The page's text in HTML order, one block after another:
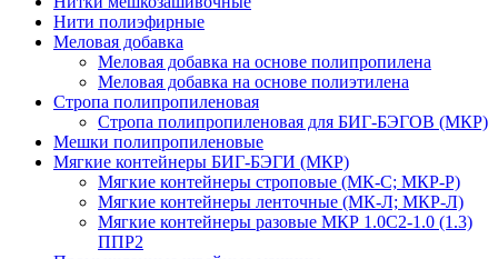
Нити полиэфирные
Меловая добавка
Меловая добавка на основе полипропилена
Меловая добавка на основе полиэтилена
Стропа полипропиленовая
Стропа полипропиленовая для БИГ-БЭГОВ (МКР)
Мешки полипропиленовые
Мягкие контейнеры БИГ-БЭГИ (МКР)
Мягкие контейнеры строповые (МК-С; МКР-Р)
Мягкие контейнеры ленточные (МК-Л; МКР-Л)
Мягкие контейнеры разовые МКР 1.0С2-1.0 (1.3)
ППР2